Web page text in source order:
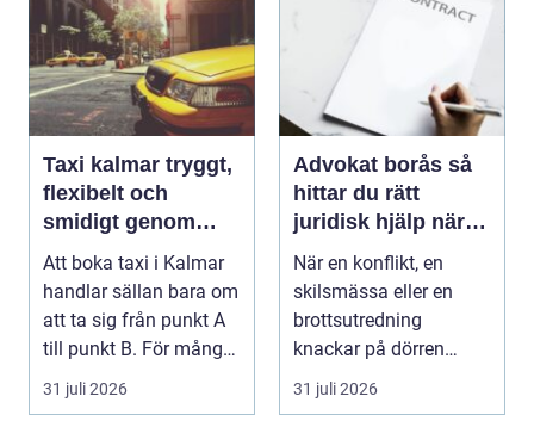
Taxi kalmar tryggt,
flexibelt och
smidigt genom
hela resan
Att boka taxi i Kalmar
handlar sällan bara om
att ta sig från punkt A
till punkt B. För många
är res...
31 juli 2026
Advokat borås så
hittar du rätt
juridisk hjälp när
livet krånglar
När en konflikt, en
skilsmässa eller en
brottsutredning
knackar på dörren
förändras vardagen
snabbt....
31 juli 2026